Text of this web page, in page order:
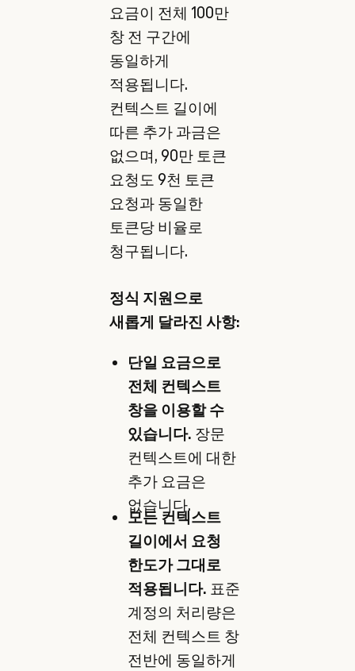
요금이 전체 100만
창 전 구간에
동일하게
적용됩니다.
컨텍스트 길이에
따른 추가 과금은
없으며, 90만 토큰
요청도 9천 토큰
요청과 동일한
토큰당 비율로
청구됩니다.
정식 지원으로
새롭게 달라진 사항:
단일 요금으로
전체 컨텍스트
창을 이용할 수
있습니다. 장문
컨텍스트에 대한
추가 요금은
없습니다.
모든 컨텍스트
길이에서 요청
한도가 그대로
적용됩니다. 표준
계정의 처리량은
전체 컨텍스트 창
전반에 동일하게